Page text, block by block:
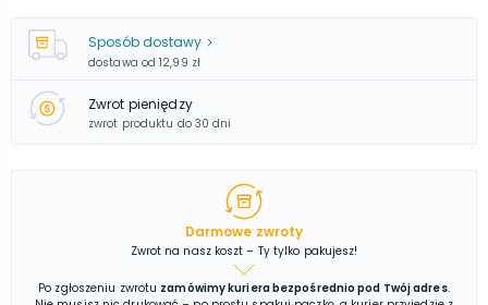
Sposób dostawy
dostawa od 12,99 zł
Zwrot pieniędzy
zwrot produktu do 30 dni
Darmowe zwroty
Zwrot na nasz koszt – Ty tylko pakujesz!
Po zgłoszeniu zwrotu zamówimy kuriera bezpośrednio pod Twój adres.